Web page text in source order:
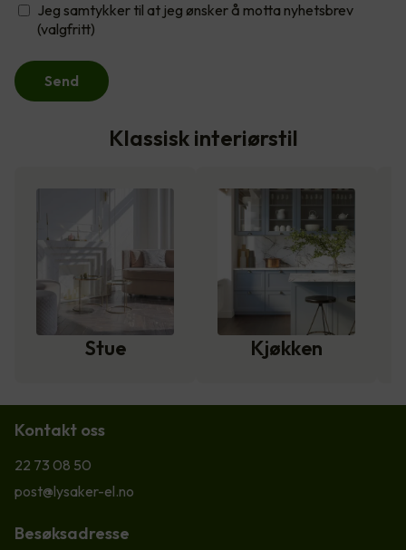
Jeg samtykker til at jeg ønsker å motta nyhetsbrev
(valgfritt)
Send
Klassisk interiørstil
Stue Kjøkken
Kontakt oss
22 73 08 50
post@lysaker-el.no
Besøksadresse